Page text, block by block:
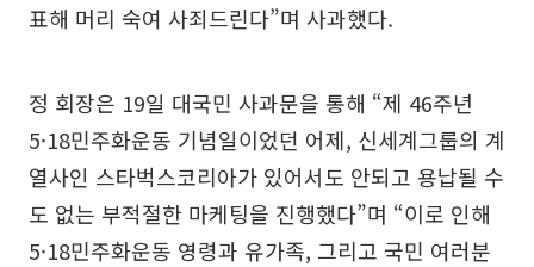
표해 머리 숙여 사죄드린다”며 사과했다.
정 회장은 19일 대국민 사과문을 통해 “제 46주년
5·18민주화운동 기념일이었던 어제, 신세계그룹의 계
열사인 스타벅스코리아가 있어서도 안되고 용납될 수
도 없는 부적절한 마케팅을 진행했다”며 “이로 인해
5·18민주화운동 영령과 유가족, 그리고 국민 여러분